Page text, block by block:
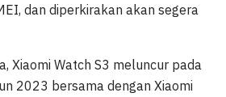
dan diperkirakan akan segera
Xiaomi Watch S3 meluncur pada
2023 bersama dengan Xiaomi